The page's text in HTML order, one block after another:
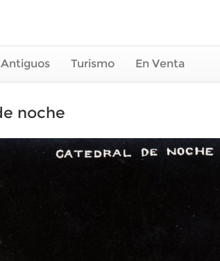
Turismo En Venta
noche